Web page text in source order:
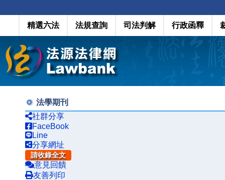
精選六法 法規查詢 司法判解 行政函釋
法學期刊
社群分享
FaceBook
Line
分享網址
請收錄全文
意見回饋
友善列印